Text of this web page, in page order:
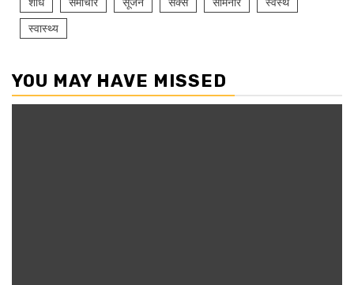
स्वास्थ्य
YOU MAY HAVE MISSED